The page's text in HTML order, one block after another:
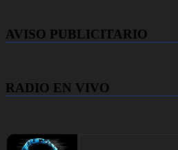
AVISO PUBLICITARIO
RADIO EN VIVO